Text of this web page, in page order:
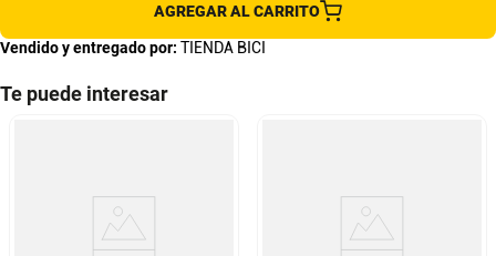
AGREGAR AL CARRITO
Vendido y entregado por: TIENDA BICI
Te puede interesar